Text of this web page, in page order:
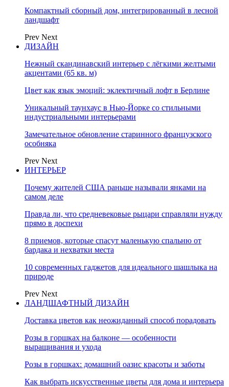
Компактный сборный дом, интегрированный в лесной
ландшафт
Prev Next
ДИЗАЙН
Нежный скандинавский интерьер с лёгкими желтыми
акцентами (65 кв. м)
Цвет как язык эмоций: эклектичный лофт в Берлине
Уникальный таунхаус в Нью-Йорке со стильными
индустриальными интерьерами
Замечательное обновление старинного французского
особняка
Prev Next
ИНТЕРЬЕР
Почему жителей США раньше называли янками на
самом деле
Правда ли, что средневековые рыцари справляли нужду
прямо в доспехи
8 приемов, которые спасут маленькую спальню от
бардака и нехватки места
10 современных гаджетов для идеального шашлыка на
природе
Prev Next
ЛАНДШАФТНЫЙ ДИЗАЙН
Доставка цветов как неожиданный способ порадовать
Розы в горшках на балконе — особенности
выращивания и ухода
Розы в горшках: домашний оазис красоты и заботы
Как выбрать искусственные цветы для дома и интерьера